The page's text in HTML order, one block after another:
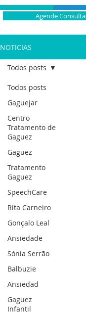
Agende Consulta
NOTICIAS
Todos posts
Gaguejar
Centro
Tratamento de
Gaguez
Gaguez
Tratamento
Gaguez
SpeechCare
Rita Carneiro
Gonçalo Leal
Ansiedade
Sónia Serrão
Balbuzie
Ansiedad
Gaguez
Infantil
Todos posts